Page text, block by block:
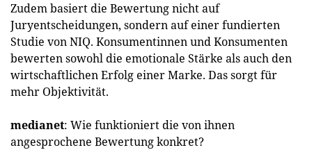
Zudem basiert die Bewertung nicht auf
Juryentscheidungen, sondern auf einer fundierten
Studie von NIQ. Konsumentinnen und Konsumenten
bewerten sowohl die emotionale Stärke als auch den
wirtschaftlichen Erfolg einer Marke. Das sorgt für
mehr Objektivität.
medianet: Wie funktioniert die von ihnen
angesprochene Bewertung konkret?